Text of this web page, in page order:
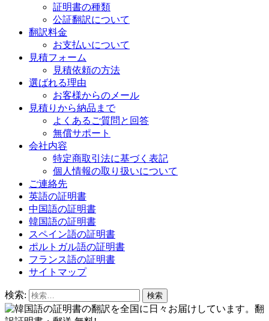
証明書の種類
公証翻訳について
翻訳料金
お支払いについて
見積フォーム
見積依頼の方法
選ばれる理由
お客様からのメール
見積りから納品まで
よくあるご質問と回答
無償サポート
会社内容
特定商取引法に基づく表記
個人情報の取り扱いについて
ご連絡先
英語の証明書
中国語の証明書
韓国語の証明書
スペイン語の証明書
ポルトガル語の証明書
フランス語の証明書
サイトマップ
検索: